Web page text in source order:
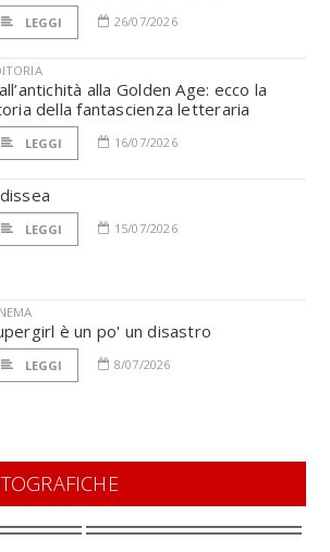
LEGGI 26/07/2026
alla Golden Age: ecco la
della fantascienza letteraria
LEGGI 16/07/2026
LEGGI 15/07/2026
è un po' un disastro
LEGGI 8/07/2026